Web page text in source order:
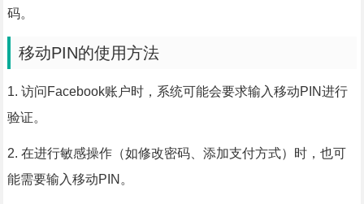
码。
移动PIN的使用方法
1. 访问Facebook账户时，系统可能会要求输入移动PIN进行
验证。
2. 在进行敏感操作（如修改密码、添加支付方式）时，也可
能需要输入移动PIN。